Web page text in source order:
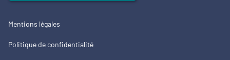
Mentions légales
Politique de confidentialité